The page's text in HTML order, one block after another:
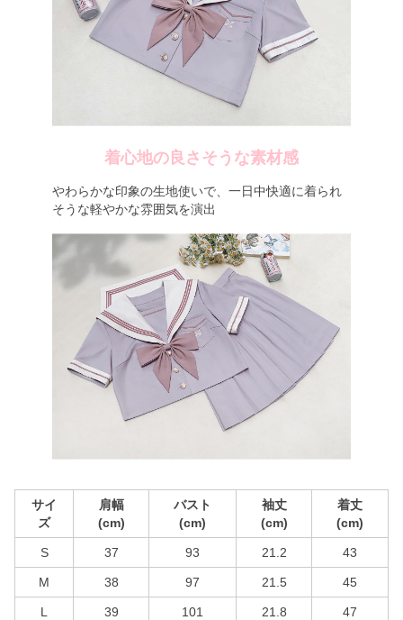
着心地の良さそうな素材感
やわらかな印象の生地使いで、一日中快適に着られ
そうな軽やかな雰囲気を演出
サイ
ズ
肩幅
(cm)
バスト
(cm)
袖丈
(cm)
着丈
(cm)
S 37 93 21.2 43
M 38 97 21.5 45
L 39 101 21.8 47